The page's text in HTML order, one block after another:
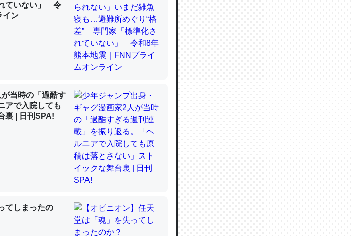
してて両方に不利だから両方が拮抗してるので
ブトガニ・ウミグモ）はカルシウムを使わずキ
虫はなぜ海にいないのか」に関する新仮説
う脊椎動物と貝類は苦労してるんだな…。腹足
力してるし。
虫はなぜ海にいないのか」に関する新仮説
に覗いてる。ぼちぼちRingも置こうかと画策
してる。電池残量や充電中かが分かるのでこ
ていない」 令
イン
当時の「過酷す
アで入院しても
裏 | 日刊SPA!
てしまったの